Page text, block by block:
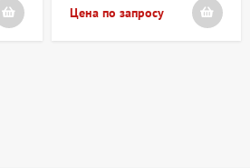
Цена по запросу